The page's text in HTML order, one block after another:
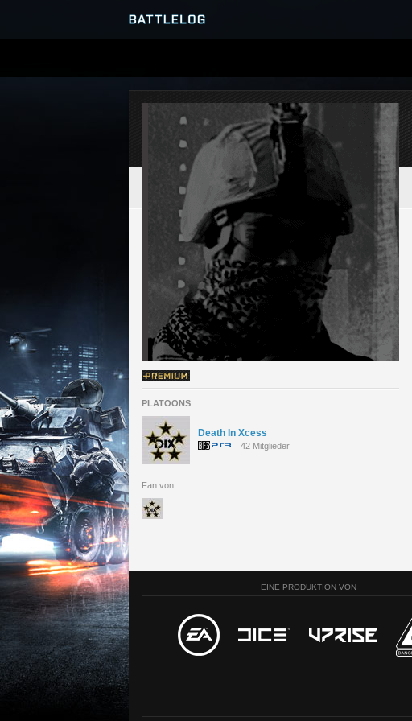
SERVER-BROWSER
MATCHES
PLATOONS
Death In Xcess
42 Mitglieder
Fan von
EINE PRODUKTION VON